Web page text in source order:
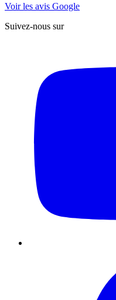
Voir les avis Google
Suivez-nous sur